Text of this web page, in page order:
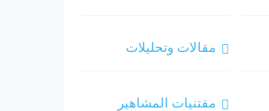
مقالات وتحليلات
مقتنيات المشاهير